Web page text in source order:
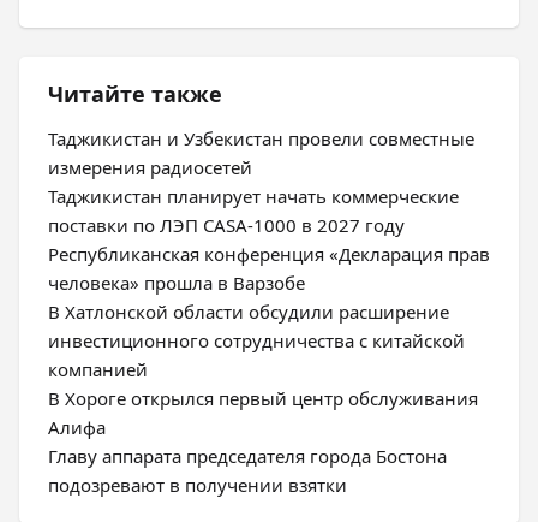
Читайте также
Таджикистан и Узбекистан провели совместные
измерения радиосетей
Таджикистан планирует начать коммерческие
поставки по ЛЭП CASA-1000 в 2027 году
Республиканская конференция «Декларация прав
человека» прошла в Варзобе
В Хатлонской области обсудили расширение
инвестиционного сотрудничества с китайской
компанией
В Хороге открылся первый центр обслуживания
Алифа
Главу аппарата председателя города Бостона
подозревают в получении взятки